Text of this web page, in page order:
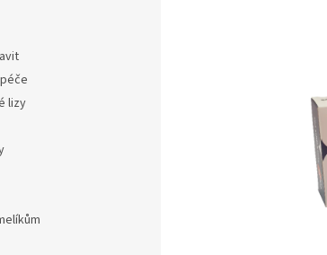
lizy